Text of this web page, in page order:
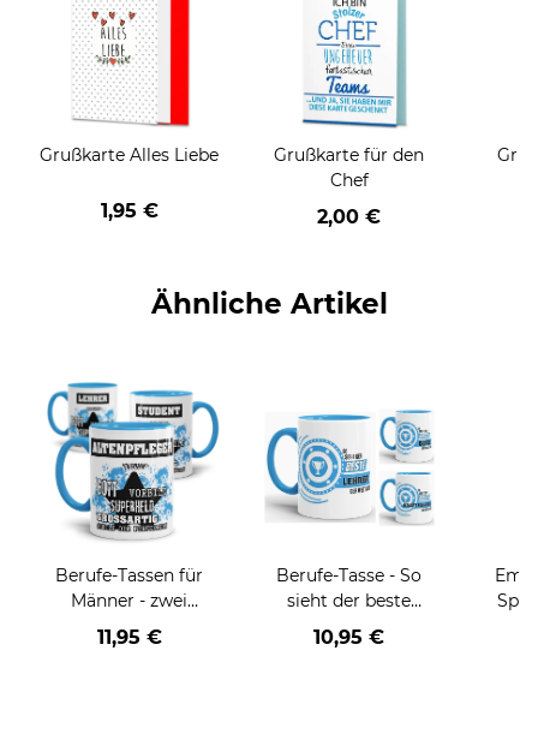
Grußkarte Alles Liebe
1,95 €
Grußkarte für den
Chef
2,00 €
Ähnliche Artikel
Berufe-Tassen für
Männer - zwei
Farbvarianten
11,95 €
Berufe-Tasse - So
sieht der beste
BERUF aus -
verschiedene Berufe
10,95 €